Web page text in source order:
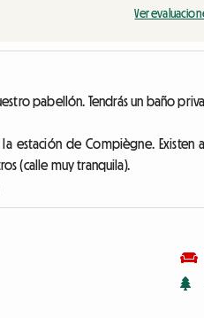
Ver
pabellón. Tendrás un baño
estación de Compiègne.
(calle muy tranquila).